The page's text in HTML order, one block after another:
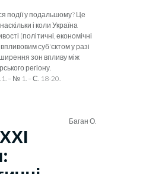
події у по­дальшому? Це
наскільки і коли Україна
(політичні, економічні
суб'єктом у разі
зон впли­ву між
регіону.
– № 1. – С. 18-20.
Баган О.